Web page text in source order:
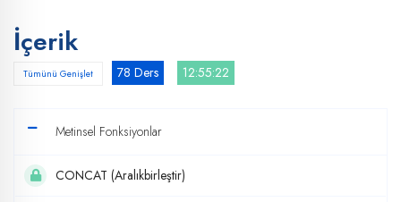
İçerik
Tümünü Genişlet 78 Ders 12:55:22
Metinsel Fonksiyonlar
CONCAT (Aralıkbirleştir)